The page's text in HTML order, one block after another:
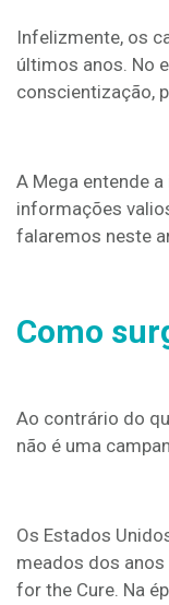
Infelizmente, os
últimos anos. No
conscientização,
A Mega entende
informações
falaremos neste
Como
Ao contrário do
não é uma
Os Estados
meados dos anos
for the Cure. Na